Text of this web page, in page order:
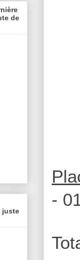
-
de
juste